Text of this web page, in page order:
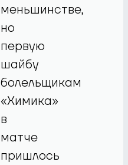
меньшинстве,
но
первую
шайбу
болельщикам
«Химика»
в
матче
пришлось